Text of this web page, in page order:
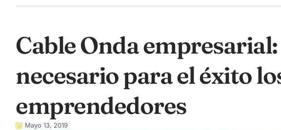
Cable Onda
necesario para el éxito
emprendedores
Mayo 13, 2019